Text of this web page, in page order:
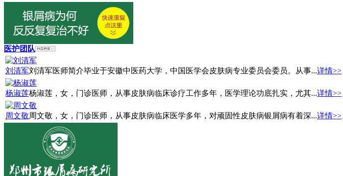
医护团队
刘清军刘清军医师简介毕业于安徽中医药大学，中国医学会皮肤病专业委员会委员。从事...详情>>
杨淑莲杨淑莲，女，门诊医师，从事皮肤病临床诊疗工作多年，医学理论功底扎实，尤其...详情>>
周文敬周文敬，女，门诊医师，从事皮肤病临床医学多年，对顽固性皮肤病银屑病有着深...详情>>